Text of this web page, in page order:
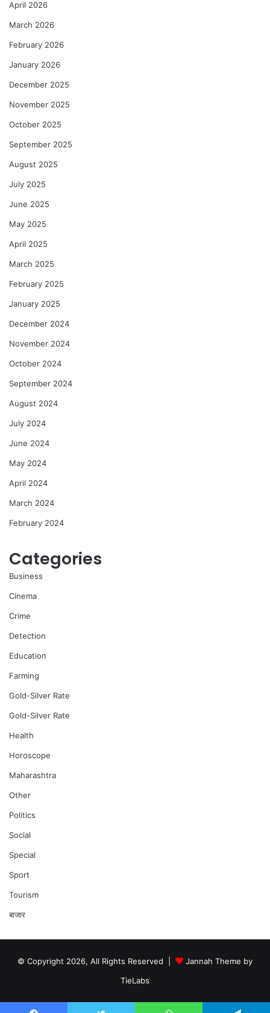
April 2026
March 2026
February 2026
January 2026
December 2025
November 2025
October 2025
September 2025
August 2025
July 2025
June 2025
May 2025
April 2025
March 2025
February 2025
January 2025
December 2024
November 2024
October 2024
September 2024
August 2024
July 2024
June 2024
May 2024
April 2024
March 2024
February 2024
Categories
Business
Cinema
Crime
Detection
Education
Farming
Gold-Silver Rate
Gold-Silver Rate
Health
Horoscope
Maharashtra
Other
Politics
Social
Special
Sport
Tourism
बाजार
© Copyright 2026, All Rights Reserved |
Jannah Theme by
TieLabs